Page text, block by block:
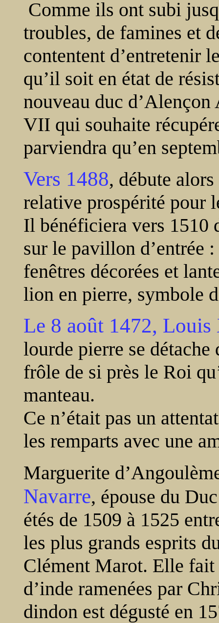
Comme ils ont subi
troubles, de famines et
contentent d’entretenir
qu’il soit en état de
nouveau duc
VII qui souhaite
parviendra qu’en
Vers 1488, débute
relative prospérité pour
Il bénéficiera vers 1510
sur le pavillon d’entrée :
fenêtres décorées et
lion en pierre, symbole
Le 8 août 1472,
lourde pierre se détache
frôle de si près le Roi
manteau.
Ce n’était pas un
les remparts avec une
Marguerite
Navarre, épouse du
étés de 1509 à 1525
les plus grands esprits
Clément Marot. Elle fait
d’inde ramenées par
dindon est dégusté en